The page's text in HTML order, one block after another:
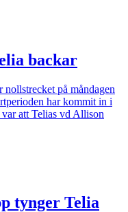
backar
nollstrecket på måndagen
har kommit in i
var att Telias vd Allison
tynger Telia